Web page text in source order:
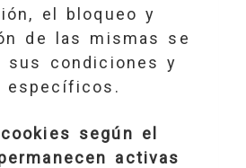
el bloqueo y
de las mismas se
sus condiciones y
específicos.
según el
activas